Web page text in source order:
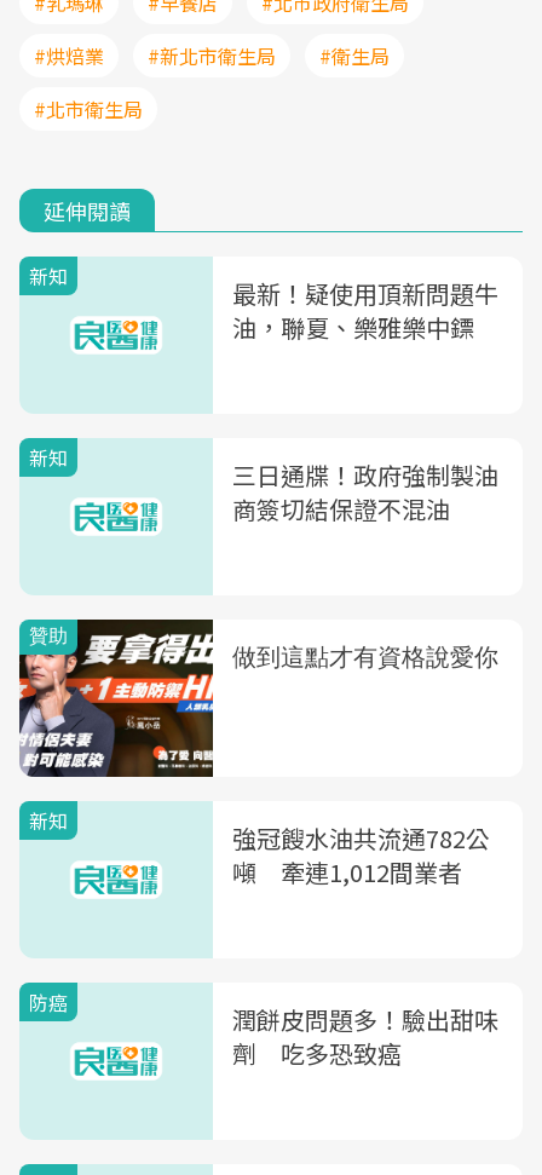
#烘焙業
#新北市衛生局
#衛生局
#北市衛生局
延伸閱讀
新知
最新！疑使用頂新問題牛
油，聯夏、樂雅樂中鏢
新知
三日通牒！政府強制製油
商簽切結保證不混油
新知
強冠餿水油共流通782公
噸 牽連1,012間業者
防癌
潤餅皮問題多！驗出甜味
劑 吃多恐致癌